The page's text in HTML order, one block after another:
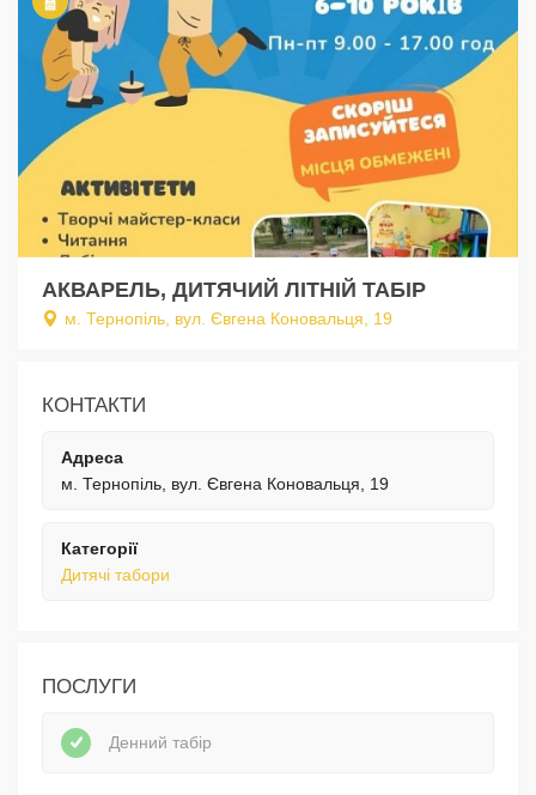
АКВАРЕЛЬ, ДИТЯЧИЙ ЛІТНІЙ ТАБІР
м. Тернопіль, вул. Євгена Коновальця, 19
КОНТАКТИ
Адреса
м. Тернопіль, вул. Євгена Коновальця, 19
Категорії
Дитячі табори
ПОСЛУГИ
Денний табір